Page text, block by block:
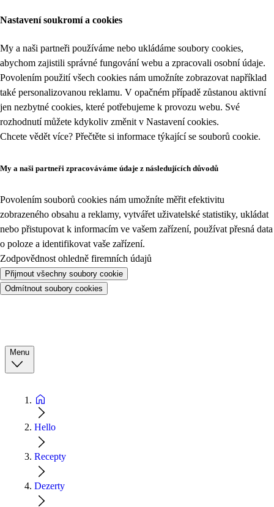
Nastavení soukromí a cookies
My a naši partneři používáme nebo ukládáme soubory cookies,
abychom zajistili správné fungování webu a zpracovali osobní údaje.
Povolením použití všech cookies nám umožníte zobrazovat například
také personalizovanou reklamu. V opačném případě zůstanou aktivní
jen nezbytné cookies, které potřebujeme k provozu webu. Své
rozhodnutí můžete kdykoliv změnit v Nastavení cookies.
Chcete vědět více? Přečtěte si informace týkající se souborů cookie.
My a naši partneři zpracováváme údaje z následujících důvodů
Povolením souborů cookies nám umožníte měřit efektivitu
zobrazeného obsahu a reklamy, vytvářet uživatelské statistiky, ukládat
nebo přistupovat k informacím ve vašem zařízení, používat přesná data
o poloze a identifikovat vaše zařízení.
Zodpovědnost ohledně firemních údajů
Přijmout všechny soubory cookie
Odmítnout soubory cookies
Menu
Hello
Recepty
Dezerty